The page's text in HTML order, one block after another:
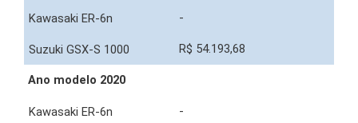
-
R$ 54.193,68
Ano modelo 2020
-